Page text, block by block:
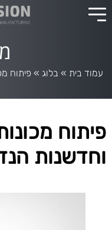
עמוד בית » בלוג » פיתוח
פיתוח
וחדשנות